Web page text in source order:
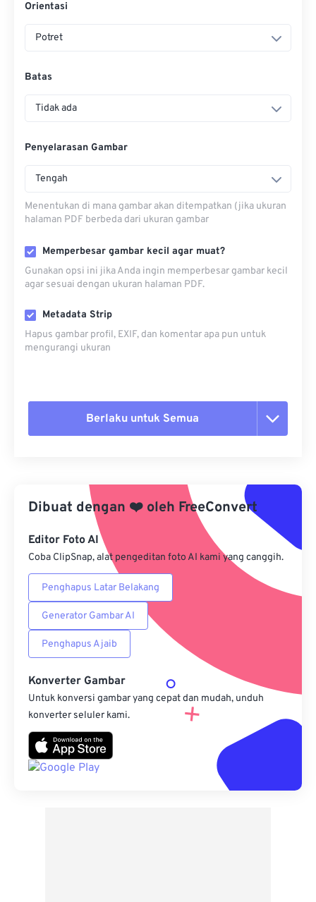
Orientasi
Potret
Batas
Tidak ada
Penyelarasan Gambar
Tengah
Menentukan di mana gambar akan ditempatkan (jika ukuran
halaman PDF berbeda dari ukuran gambar
Memperbesar gambar kecil agar muat?
Gunakan opsi ini jika Anda ingin memperbesar gambar kecil
agar sesuai dengan ukuran halaman PDF.
Metadata Strip
Hapus gambar profil, EXIF, dan komentar apa pun untuk
mengurangi ukuran
Berlaku untuk Semua
Terapkan dari Preset
Simpan sebagai Preset
Dibuat dengan ❤️ oleh FreeConvert
Editor Foto AI
Coba ClipSnap, alat pengeditan foto AI kami yang canggih.
Penghapus Latar Belakang
Generator Gambar AI
Penghapus Ajaib
Konverter Gambar
Untuk konversi gambar yang cepat dan mudah, unduh
konverter seluler kami.